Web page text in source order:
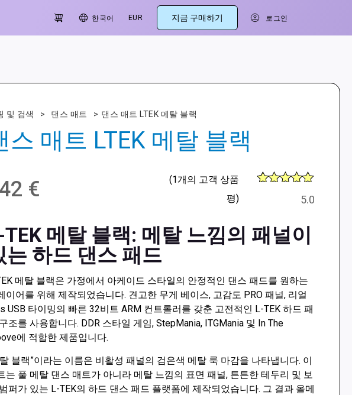
한국어 EUR 지금 구매하기 로그인
및 검색 > 댄스 매트 > 댄스 매트 LTEK 메탈 블랙
스 매트 LTEK 메탈 블랙
€
평가를 기
만점에
점
으로 평가
됨
5.0
(1개의 고객 상품
평)
TEK 메탈 블랙: 메탈 느낌의 패널이
는 하드 댄스 패드
메탈 블랙은 가정에서 아케이드 스타일의 안정적인 댄스 패드를 원하는
이어를 위해 제작되었습니다. 견고한 무게 베이스, 고감도 PRO 패널, 리얼
USB 타이밍의 빠른 32비트 ARM 컨트롤러를 갖춘 고전적인 L-TEK 하드 패
조를 사용합니다. DDR 스타일 게임, StepMania, ITGMania 및 In The
에 적합한 제품입니다.
블랙”이라는 이름은 비활성 패널의 검은색 메탈 룩 마감을 나타냅니다. 이
는 풀 메탈 댄스 매트가 아니라 메탈 느낌의 표면 패널, 튼튼한 테두리 및 보
퍼가 있는 L-TEK의 하드 댄스 패드 플랫폼에 제작되었습니다. 그 결과 올메